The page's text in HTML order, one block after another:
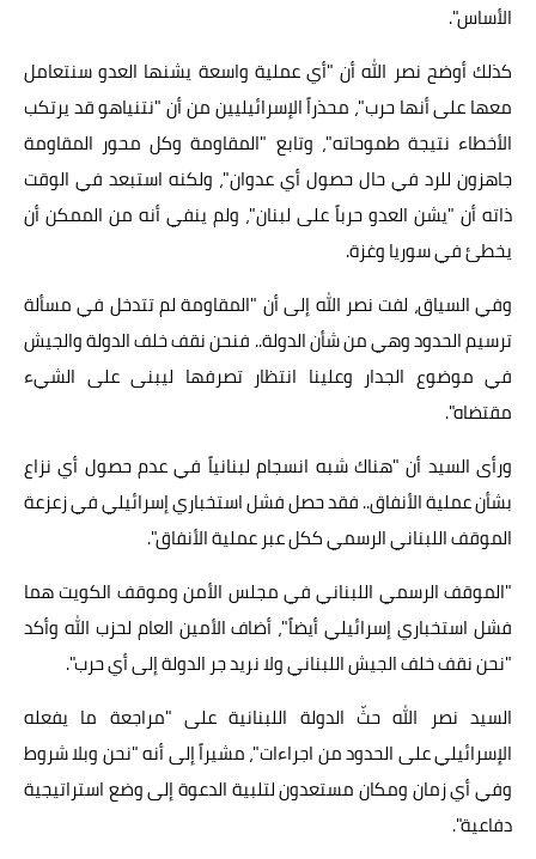
الأساس".
كذلك أوضح نصر الله أن "أي عملية واسعة يشنها العدو سنتعامل
معها على أنها حرب"، محذراً الإسرائيليين من أن "نتنياهو قد يرتكب
الأخطاء نتيجة طموحاته"، وتابع "المقاومة وكل محور المقاومة
جاهزون للرد في حال حصول أي عدوان"، ولكنه استبعد في الوقت
ذاته أن "يشن العدو حرباً على لبنان"، ولم ينفي أنه من الممكن أن
يخطئ في سوريا وغزة.
وفي السياق، لفت نصر الله إلى أن "المقاومة لم تتدخل في مسألة
ترسيم الحدود وهي من شأن الدولة.. فنحن نقف خلف الدولة والجيش
في موضوع الجدار وعلينا انتظار تصرفها ليبنى على الشيء
مقتضاه".
ورأى السيد أن "هناك شبه انسجام لبنانياً في عدم حصول أي نزاع
بشأن عملية الأنفاق.. فقد حصل فشل استخباري إسرائيلي في زعزعة
الموقف اللبناني الرسمي ككل عبر عملية الأنفاق".
"الموقف الرسمي اللبناني في مجلس الأمن وموقف الكويت هما
فشل استخباري إسرائيلي أيضاً"، أضاف الأمين العام لحزب الله وأكد
"نحن نقف خلف الجيش اللبناني ولا نريد جر الدولة إلى أي حرب".
السيد نصر الله حثّ الدولة اللبنانية على "مراجعة ما يفعله
الإسرائيلي على الحدود من اجراءات"، مشيراً إلى أنه "نحن وبلا شروط
وفي أي زمان ومكان مستعدون لتلبية الدعوة إلى وضع استراتيجية
دفاعية".